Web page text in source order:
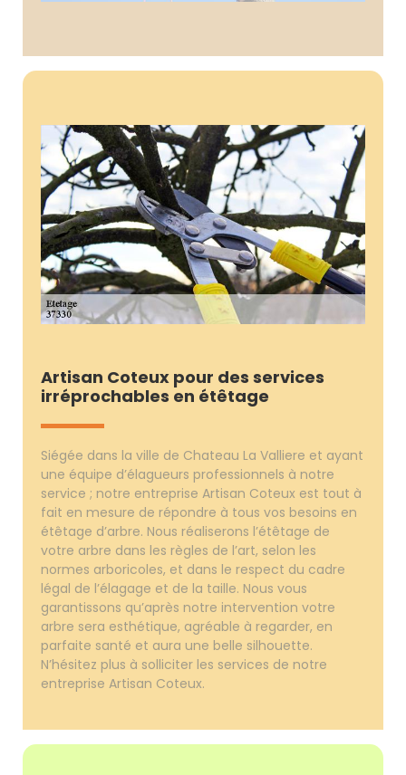
Artisan Coteux pour des services
irréprochables en étêtage
Siégée dans la ville de Chateau La Valliere et ayant
une équipe d’élagueurs professionnels à notre
service ; notre entreprise Artisan Coteux est tout à
fait en mesure de répondre à tous vos besoins en
étêtage d’arbre. Nous réaliserons l’étêtage de
votre arbre dans les règles de l’art, selon les
normes arboricoles, et dans le respect du cadre
légal de l’élagage et de la taille. Nous vous
garantissons qu’après notre intervention votre
arbre sera esthétique, agréable à regarder, en
parfaite santé et aura une belle silhouette.
N’hésitez plus à solliciter les services de notre
entreprise Artisan Coteux.